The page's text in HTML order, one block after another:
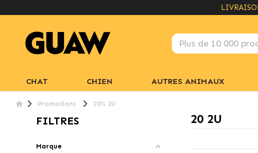
CHAT CHIEN AUTRES ANIMAUX
Promotions 20% 2U
FILTRES
Marque
20 2U